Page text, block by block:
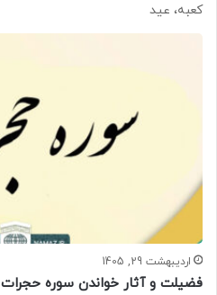
کعبه، عید
اردیبهشت 29, 1405
فضیلت و آثار خواندن سوره حجرات